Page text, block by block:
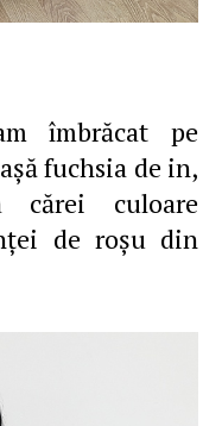
îmbrăcat pe
fuchsia de in,
cărei culoare
de roşu din